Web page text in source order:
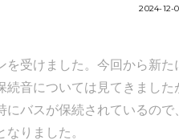
2024-12-
受けました。今回から新
続音については見てきまし
にバスが保続されているの
りました。